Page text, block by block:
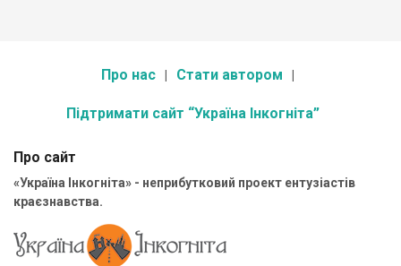
Про нас Стати автором
Підтримати сайт “Україна Інкогніта”
Про сайт
«Україна Інкогніта» - неприбутковий проект ентузіастів
краєзнавства.